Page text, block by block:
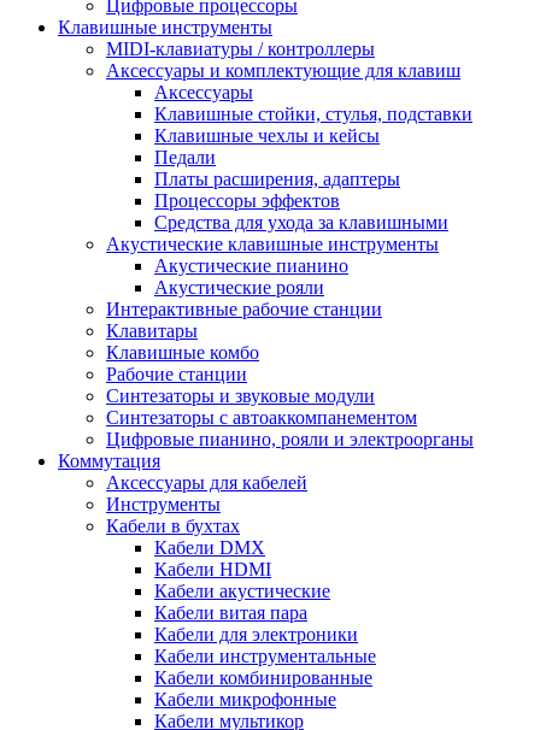
Цифровые процессоры
Клавишные инструменты
MIDI-клавиатуры / контроллеры
Аксессуары и комплектующие для клавиш
Аксессуары
Клавишные стойки, стулья, подставки
Клавишные чехлы и кейсы
Педали
Платы расширения, адаптеры
Процессоры эффектов
Средства для ухода за клавишными
Акустические клавишные инструменты
Акустические пианино
Акустические рояли
Интерактивные рабочие станции
Клавитары
Клавишные комбо
Рабочие станции
Синтезаторы и звуковые модули
Синтезаторы с автоаккомпанементом
Цифровые пианино, рояли и электроорганы
Коммутация
Аксессуары для кабелей
Инструменты
Кабели в бухтах
Кабели DMX
Кабели HDMI
Кабели акустические
Кабели витая пара
Кабели для электроники
Кабели инструментальные
Кабели комбинированные
Кабели микрофонные
Кабели мультикор